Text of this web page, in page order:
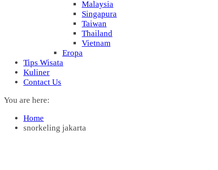
Malaysia
Singapura
Taiwan
Thailand
Vietnam
Eropa
Tips Wisata
Kuliner
Contact Us
You are here:
Home
snorkeling jakarta